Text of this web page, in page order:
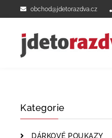
obchod@jdetorazdva.cz
Kategorie
DÁRKOVÉ POUKAZY